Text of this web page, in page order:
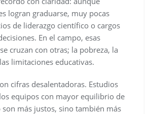
logran graduarse, muy pocas
de liderazgo científico o cargos
En el campo, esas
cruzan con otras; la pobreza, la
limitaciones educativas.
cifras desalentadoras. Estudios
equipos con mayor equilibrio de
son más justos, sino también más